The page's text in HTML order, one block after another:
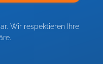
Wir respektieren Ihre